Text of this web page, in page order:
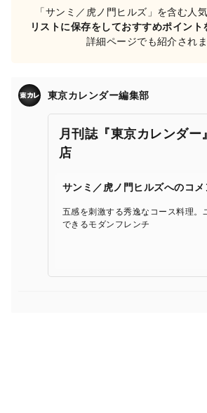
「サンミ／虎ノ門ヒルズ」を含む人
リストに保存をしておすすめポイント
詳細ページでも紹介されま
東京カレンダー編集部
月刊誌『東京カレンダー
店
サンミ／虎ノ門ヒルズへのコメ
五感を刺激する秀逸なコース料理。
できるモダンフレンチ